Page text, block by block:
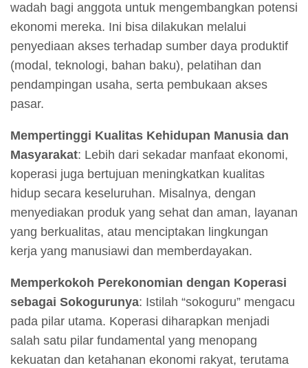
wadah bagi anggota untuk mengembangkan potensi
ekonomi mereka. Ini bisa dilakukan melalui
penyediaan akses terhadap sumber daya produktif
(modal, teknologi, bahan baku), pelatihan dan
pendampingan usaha, serta pembukaan akses
pasar.
Mempertinggi Kualitas Kehidupan Manusia dan
Masyarakat: Lebih dari sekadar manfaat ekonomi,
koperasi juga bertujuan meningkatkan kualitas
hidup secara keseluruhan. Misalnya, dengan
menyediakan produk yang sehat dan aman, layanan
yang berkualitas, atau menciptakan lingkungan
kerja yang manusiawi dan memberdayakan.
Memperkokoh Perekonomian dengan Koperasi
sebagai Sokogurunya: Istilah “sokoguru” mengacu
pada pilar utama. Koperasi diharapkan menjadi
salah satu pilar fundamental yang menopang
kekuatan dan ketahanan ekonomi rakyat, terutama